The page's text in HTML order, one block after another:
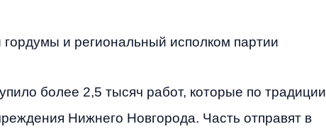
гордумы и региональный исполком партии
более 2,5 тысяч работ, которые по традиции
Нижнего Новгорода. Часть отправят в